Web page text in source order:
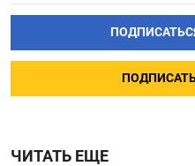
ЧИТАТЬ ЕЩЕ